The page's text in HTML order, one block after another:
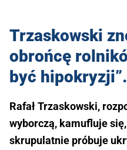
Trzaskowski
obrońcę
być
Rafał Trzaskowski,
wyborczą, kamufluje
skrupulatnie próbuje